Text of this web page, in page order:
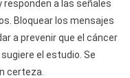
a las señales
Bloquear los mensajes
a prevenir que el cáncer
el estudio. Se
certeza.